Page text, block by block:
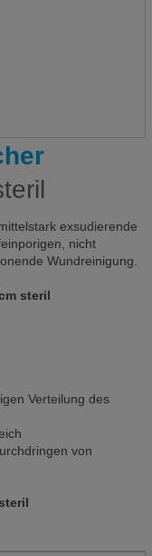
exsudierende
nicht
Wundreinigung.
steril
Verteilung des
von